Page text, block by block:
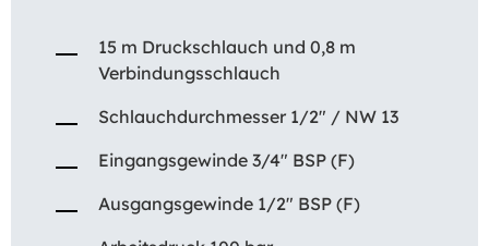
15 m Druckschlauch und 0,8 m
Verbindungsschlauch
Schlauchdurchmesser 1/2″ / NW 13
Eingangsgewinde 3/4″ BSP (F)
Ausgangsgewinde 1/2″ BSP (F)